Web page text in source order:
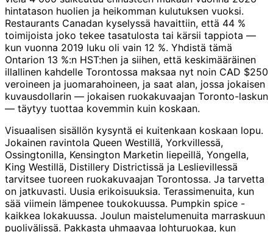
hintatason huolien ja heikomman kulutuksen vuoksi.
Restaurants Canadan kyselyssä havaittiin, että 44 %
toimijoista joko tekee tasatulosta tai kärsii tappiota —
kun vuonna 2019 luku oli vain 12 %. Yhdistä tämä
Ontarion 13 %:n HST:hen ja siihen, että keskimääräinen
illallinen kahdelle Torontossa maksaa nyt noin CAD $250
veroineen ja juomarahoineen, ja saat alan, jossa jokaisen
kuvausdollarin — jokaisen ruokakuvaajan Toronto-laskun
— täytyy tuottaa kovemmin kuin koskaan.
Visuaalisen sisällön kysyntä ei kuitenkaan koskaan lopu.
Jokainen ravintola Queen Westillä, Yorkvillessä,
Ossingtonilla, Kensington Marketin liepeillä, Yongella,
King Westillä, Distillery Districtissä ja Leslievillessä
tarvitsee tuoreen ruokakuvaajan Torontossa. Ja tarvetta
on jatkuvasti. Uusia erikoisuuksia. Terassimenuita, kun
sää viimein lämpenee toukokuussa. Pumpkin spice -
kaikkea lokakuussa. Joulun maistelumenuita marraskuun
puolivälissä. Pakkasta uhmaavaa lohturuokaa, kun